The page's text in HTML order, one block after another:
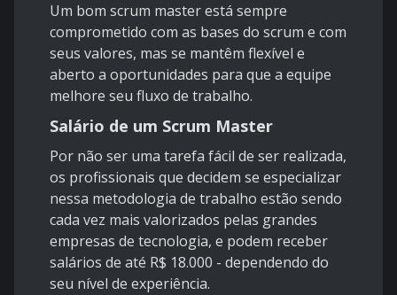
Um bom scrum master está sempre
comprometido com as bases do scrum e com
seus valores, mas se mantêm flexível e
aberto a oportunidades para que a equipe
melhore seu fluxo de trabalho.
Salário de um Scrum Master
Por não ser uma tarefa fácil de ser realizada,
os profissionais que decidem se especializar
nessa metodologia de trabalho estão sendo
cada vez mais valorizados pelas grandes
empresas de tecnologia, e podem receber
salários de até R$ 18.000 - dependendo do
seu nível de experiência.